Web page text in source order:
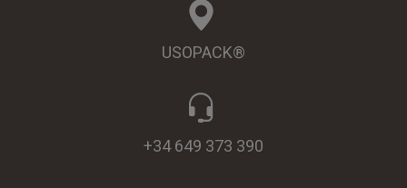
USOPACK®
+34 649 373 390